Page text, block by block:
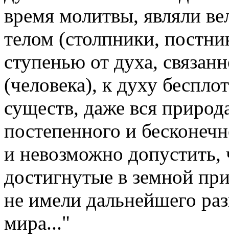
время молитвы, являли
телом (столпники,
ступенью от духа,
(человека), к духу
существ, даже вся
постепенного и
и невозможно
достигнутые в земной
не имели дальнейшего
мира..."